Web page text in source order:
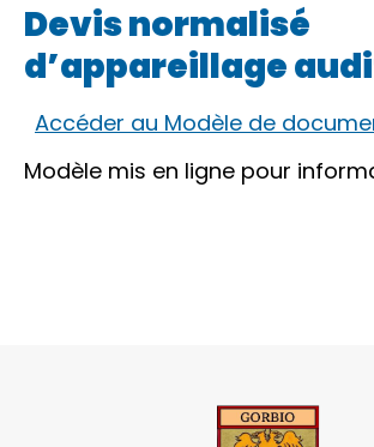
Devis normalisé
d’appareillage
Accéder au Modèle de
Modèle mis en ligne pour